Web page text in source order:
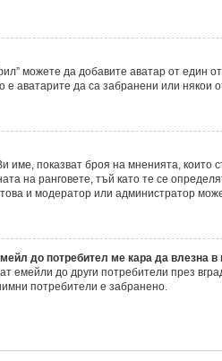
можете да добавите аватар от един
да са забранени или някои
име, показват броя на мненията,
на ранговете, тъй като те се
и модератор или администратор
до потребител ме кара да влезна
емейли до други потребители през
потребители е забранено.